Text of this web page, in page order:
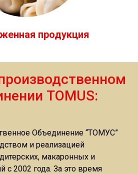
продукция
TOMUS:
Объединение “ТОМУС”
и реализацией
макаронных и
с 2002 года. За это время